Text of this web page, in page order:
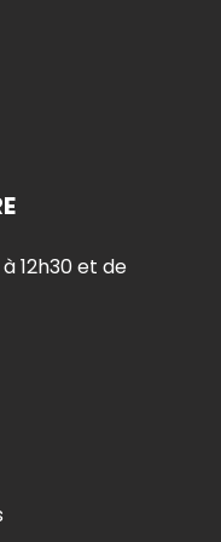
12h30 et de